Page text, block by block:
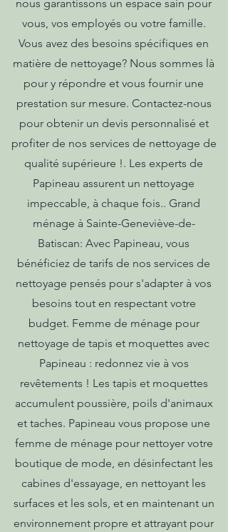
nous garantissons un espace sain pour
vous, vos employés ou votre famille.
Vous avez des besoins spécifiques en
matière de nettoyage? Nous sommes là
pour y répondre et vous fournir une
prestation sur mesure. Contactez-nous
pour obtenir un devis personnalisé et
profiter de nos services de nettoyage de
qualité supérieure !. Les experts de
Papineau assurent un nettoyage
impeccable, à chaque fois.. Grand
ménage à Sainte-Geneviève-de-
Batiscan: Avec Papineau, vous
bénéficiez de tarifs de nos services de
nettoyage pensés pour s'adapter à vos
besoins tout en respectant votre
budget. Femme de ménage pour
nettoyage de tapis et moquettes avec
Papineau : redonnez vie à vos
revêtements ! Les tapis et moquettes
accumulent poussière, poils d'animaux
et taches. Papineau vous propose une
femme de ménage pour nettoyer votre
boutique de mode, en désinfectant les
cabines d'essayage, en nettoyant les
surfaces et les sols, et en maintenant un
environnement propre et attrayant pour